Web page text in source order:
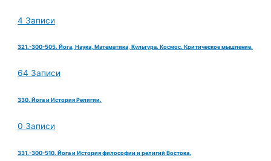
4 Записи
321.-300-505. Йога, Наука, Математика, Культура. Космос. Критическое мышление.
64 Записи
330. Йога и История Религии.
0 Записи
331.-300-510. Йога и История философии и религий Востока.